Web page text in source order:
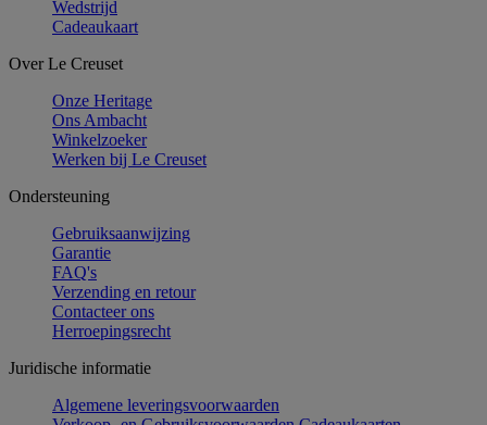
Wedstrijd
Cadeaukaart
Over Le Creuset
Onze Heritage
Ons Ambacht
Winkelzoeker
Werken bij Le Creuset
Ondersteuning
Gebruiksaanwijzing
Garantie
FAQ's
Verzending en retour
Contacteer ons
Herroepingsrecht
Juridische informatie
Algemene leveringsvoorwaarden